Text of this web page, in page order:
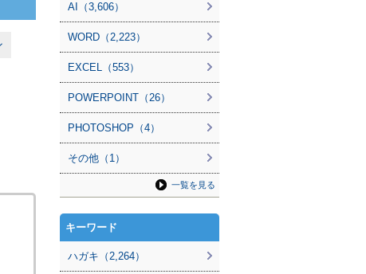
AI（3,606）
WORD（2,223）
EXCEL（553）
POWERPOINT（26）
PHOTOSHOP（4）
その他（1）
一覧を見る
キーワード
ハガキ（2,264）